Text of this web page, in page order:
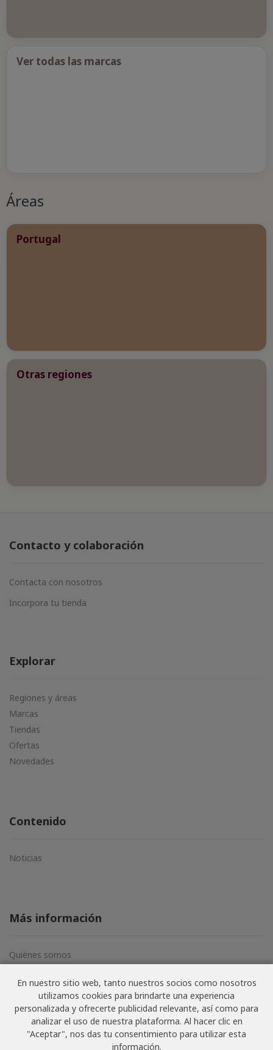
En nuestro sitio web, tanto nuestros socios como nosotros
utilizamos cookies para brindarte una experiencia
personalizada y ofrecerte publicidad relevante, así como para
analizar el uso de nuestra plataforma. Al hacer clic en
"Aceptar", nos das tu consentimiento para utilizar esta
información.
Ver todas las marcas
Áreas
Portugal
Otras regiones
Contacto y colaboración
Contacta con nosotros
Incorpora tu tienda
Explorar
Regiones y áreas
Marcas
Tiendas
Ofertas
Novedades
Contenido
Noticias
Más información
Quiénes somos
Términos y condiciones
Política de privacidad